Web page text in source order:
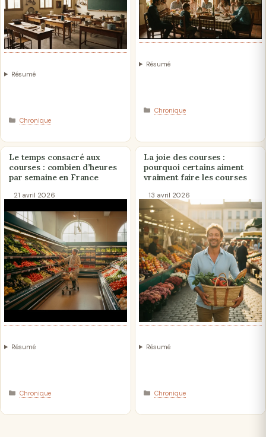
Résumé
Catégories
Chronique
Résumé
Catégories
Chronique
Le temps consacré aux
courses : combien d’heures
par semaine en France
21 avril 2026
Résumé
Catégories
Chronique
La joie des courses :
pourquoi certains aiment
vraiment faire les courses
13 avril 2026
Résumé
Catégories
Chronique